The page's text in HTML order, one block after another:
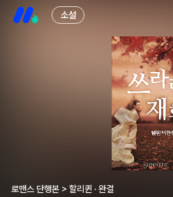
소설
로맨스 단행본 > 할리퀸 · 완결